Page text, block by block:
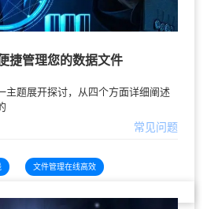
捷管理您的数据文件
主题展开探讨，从四个方面详细阐述
常见问题
文件管理在线高效